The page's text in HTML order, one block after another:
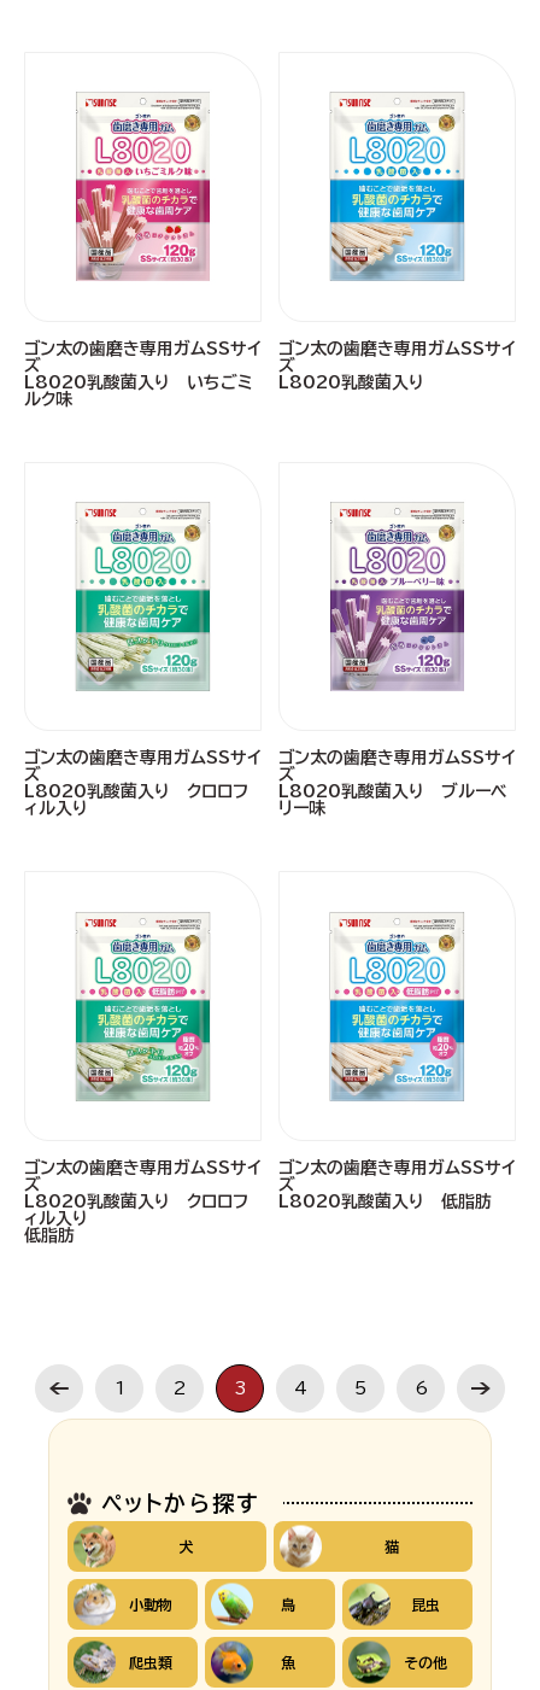
ゴン太の歯磨き専用ガムSSサイ
ズ
L8020乳酸菌入り いちごミ
ルク味
ゴン太の歯磨き専用ガムSSサイ
ズ
L8020乳酸菌入り
ゴン太の歯磨き専用ガムSSサイ
ズ
L8020乳酸菌入り クロロフ
ィル入り
ゴン太の歯磨き専用ガムSSサイ
ズ
L8020乳酸菌入り ブルーベ
リー味
ゴン太の歯磨き専用ガムSSサイ
ズ
L8020乳酸菌入り クロロフ
ィル入り
低脂肪
ゴン太の歯磨き専用ガムSSサイ
ズ
L8020乳酸菌入り 低脂肪
1 2 3 4 5 6
ペットから探す
犬 猫
小動物 鳥 昆虫
爬虫類 魚 その他